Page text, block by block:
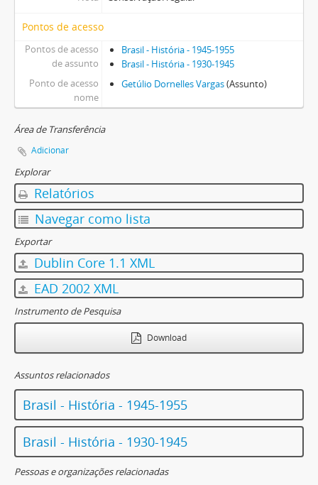
Pontos de acesso
Pontos de acesso
de assunto
Brasil - História - 1945-1955
Brasil - História - 1930-1945
Ponto de acesso
nome
Getúlio Dornelles Vargas(Assunto)
Área de Transferência
Adicionar
Explorar
Relatórios
Navegar como lista
Exportar
Dublin Core 1.1 XML
EAD 2002 XML
Instrumento de Pesquisa
Download
Assuntos relacionados
Brasil - História - 1945-1955
Brasil - História - 1930-1945
Pessoas e organizações relacionadas